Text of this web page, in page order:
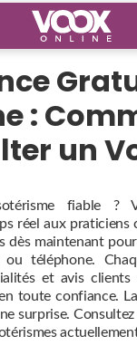
:
un
fiable ?
réel aux praticiens
dès maintenant
téléphone.
et avis
toute confiance.
surprise. Consultez